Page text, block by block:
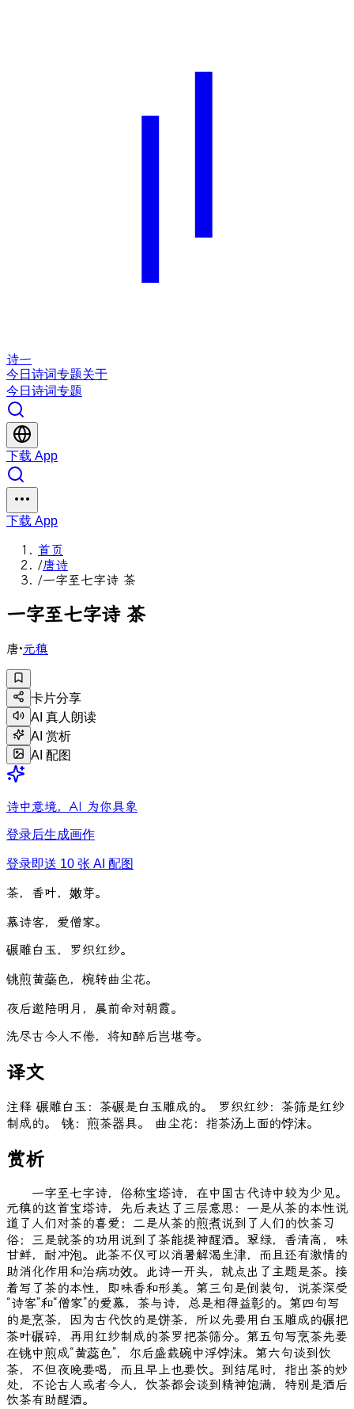
诗一
今日 诗词专题关于
今日 诗词专题
下载 App
下载 App
首页
/唐诗
/一字至七字诗 茶
一字至七字诗 茶
唐·元稹
卡片分享
AI 真人朗读
AI 赏析
AI 配图
诗中意境，AI 为你具象
登录后生成画作
登录即送 10 张 AI 配图
茶， 香叶， 嫩芽。
慕诗客， 爱僧家。
碾雕白 玉， 罗织红纱。
铫煎黄蘂色， 椀转曲尘花。
夜后邀陪明 月 ， 晨前命对朝霞。
洗尽古今人不倦， 将知醉后岂堪夸。
译文
注释 碾雕白玉：茶碾是白玉雕成的。 罗织红纱：茶筛是红纱
制成的。 铫：煎茶器具。 曲尘花：指茶汤上面的饽沫。
赏析
一字至七字诗，俗称宝塔诗，在中国古代诗中较为少见。
元稹的这首宝塔诗，先后表达了三层意思：一是从茶的本性说
道了人们对茶的喜爱；二是从茶的煎煮说到了人们的饮茶习
俗；三是就茶的功用说到了茶能提神醒酒。翠绿，香清高，味
甘鲜，耐冲泡。此茶不仅可以消暑解渴生津，而且还有激情的
助消化作用和治病功效。此诗一开头，就点出了主题是茶。接
着写了茶的本性，即味香和形美。第三句是倒装句，说茶深受
“诗客”和“僧家”的爱慕，茶与诗，总是相得益彰的。第四句写
的是烹茶，因为古代饮的是饼茶，所以先要用白玉雕成的碾把
茶叶碾碎，再用红纱制成的茶罗把茶筛分。第五句写烹茶先要
在铫中煎成“黄蕊色”，尔后盛载碗中浮饽沫。第六句谈到饮
茶，不但夜晚要喝，而且早上也要饮。到结尾时，指出茶的妙
处，不论古人或者今人，饮茶都会谈到精神饱满，特别是酒后
饮茶有助醒酒。